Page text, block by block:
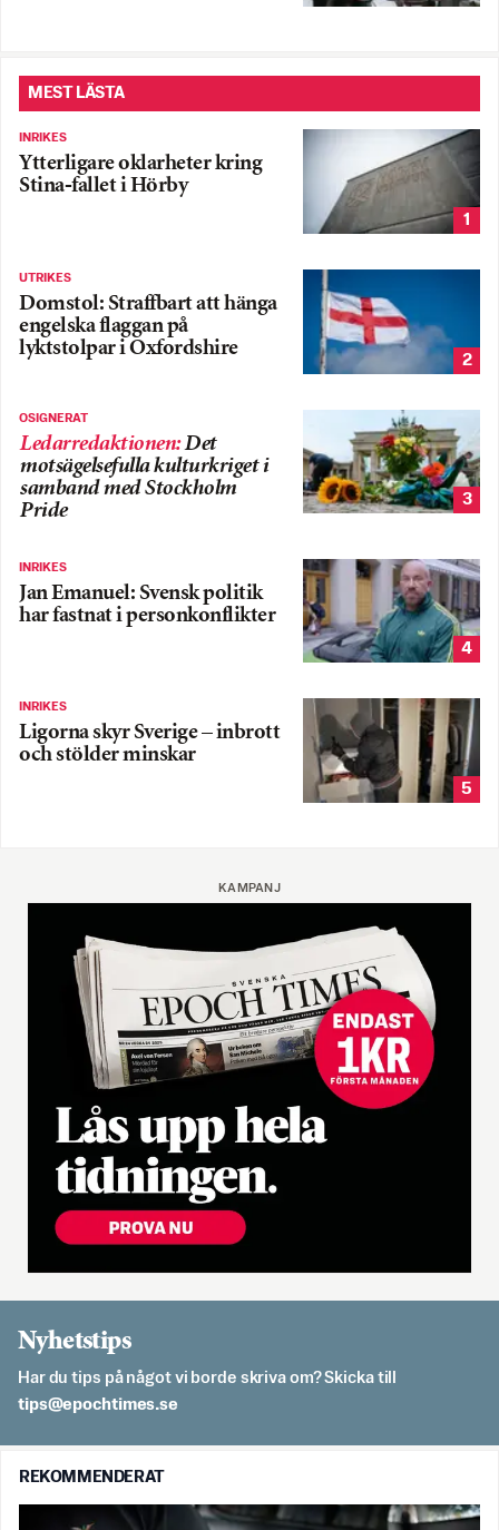
MEST LÄSTA
INRIKES
Ytterligare oklarheter kring
Stina-fallet i Hörby
1
UTRIKES
Domstol: Straffbart att hänga
engelska flaggan på
lyktstolpar i Oxfordshire
2
OSIGNERAT
Ledarredaktionen:Det
motsägelsefulla kulturkriget i
samband med Stockholm
Pride
3
INRIKES
Jan Emanuel: Svensk politik
har fastnat i personkonflikter
4
INRIKES
Ligorna skyr Sverige – inbrott
och stölder minskar
5
KAMPANJ
Nyhetstips
Har du tips på något vi borde skriva om? Skicka till
es.semithcope@spit
REKOMMENDERAT